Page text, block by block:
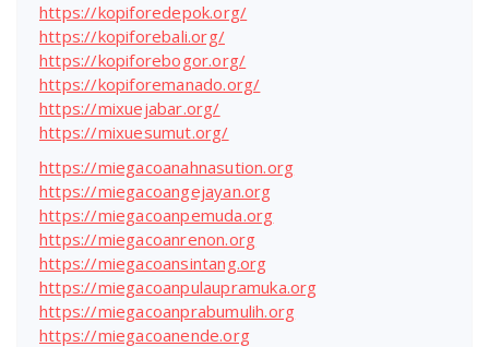
https://kopiforedepok.org/
https://kopiforebali.org/
https://kopiforebogor.org/
https://kopiforemanado.org/
https://mixuejabar.org/
https://mixuesumut.org/
https://miegacoanahnasution.org
https://miegacoangejayan.org
https://miegacoanpemuda.org
https://miegacoanrenon.org
https://miegacoansintang.org
https://miegacoanpulaupramuka.org
https://miegacoanprabumulih.org
https://miegacoanende.org